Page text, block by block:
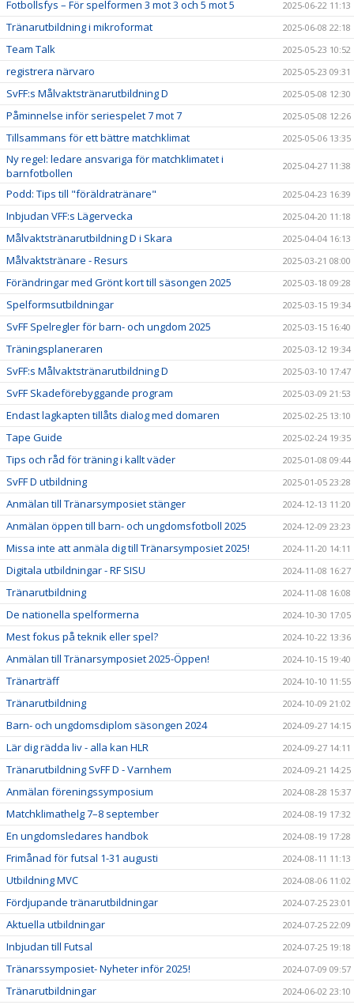
Fotbollsfys – För spelformen 3 mot 3 och 5 mot 5 2025-06-22 11:13
Tränarutbildning i mikroformat 2025-06-08 22:18
Team Talk 2025-05-23 10:52
registrera närvaro 2025-05-23 09:31
SvFF:s Målvaktstränarutbildning D 2025-05-08 12:30
Påminnelse inför seriespelet 7 mot 7 2025-05-08 12:26
Tillsammans för ett bättre matchklimat 2025-05-06 13:35
Ny regel: ledare ansvariga för matchklimatet i
barnfotbollen
2025-04-27 11:38
Podd: Tips till "föräldratränare" 2025-04-23 16:39
Inbjudan VFF:s Lägervecka 2025-04-20 11:18
Målvaktstränarutbildning D i Skara 2025-04-04 16:13
Målvaktstränare - Resurs 2025-03-21 08:00
Förändringar med Grönt kort till säsongen 2025 2025-03-18 09:28
Spelformsutbildningar 2025-03-15 19:34
SvFF Spelregler för barn- och ungdom 2025 2025-03-15 16:40
Träningsplaneraren 2025-03-12 19:34
SvFF:s Målvaktstränarutbildning D 2025-03-10 17:47
SvFF Skadeförebyggande program 2025-03-09 21:53
Endast lagkapten tillåts dialog med domaren 2025-02-25 13:10
Tape Guide 2025-02-24 19:35
Tips och råd för träning i kallt väder 2025-01-08 09:44
SvFF D utbildning 2025-01-05 23:28
Anmälan till Tränarsymposiet stänger 2024-12-13 11:20
Anmälan öppen till barn- och ungdomsfotboll 2025 2024-12-09 23:23
Missa inte att anmäla dig till Tränarsymposiet 2025! 2024-11-20 14:11
Digitala utbildningar - RF SISU 2024-11-08 16:27
Tränarutbildning 2024-11-08 16:08
De nationella spelformerna 2024-10-30 17:05
Mest fokus på teknik eller spel? 2024-10-22 13:36
Anmälan till Tränarsymposiet 2025-Öppen! 2024-10-15 19:40
Tränarträff 2024-10-10 11:55
Tränarutbildning 2024-10-09 21:02
Barn- och ungdomsdiplom säsongen 2024 2024-09-27 14:15
Lär dig rädda liv - alla kan HLR 2024-09-27 14:11
Tränarutbildning SvFF D - Varnhem 2024-09-21 14:25
Anmälan föreningssymposium 2024-08-28 15:37
Matchklimathelg 7–8 september 2024-08-19 17:32
En ungdomsledares handbok 2024-08-19 17:28
Frimånad för futsal 1-31 augusti 2024-08-11 11:13
Utbildning MVC 2024-08-06 11:02
Fördjupande tränarutbildningar 2024-07-25 23:01
Aktuella utbildningar 2024-07-25 22:09
Inbjudan till Futsal 2024-07-25 19:18
Tränarssymposiet- Nyheter inför 2025! 2024-07-09 09:57
Tränarutbildningar 2024-06-02 23:10